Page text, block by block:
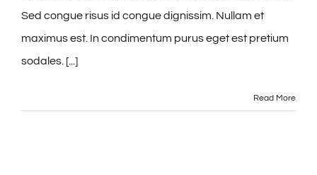
Sed congue risus id congue dignissim. Nullam et
maximus est. In condimentum purus eget est pretium
sodales. [...]
Read More